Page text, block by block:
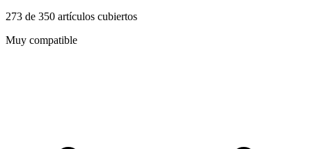
273 de 350 artículos cubiertos
Muy compatible